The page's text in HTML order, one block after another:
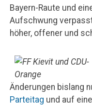
Bayern-Raute und
Aufschwung
höher, offener und
Änderungen bislang
Parteitag und auf